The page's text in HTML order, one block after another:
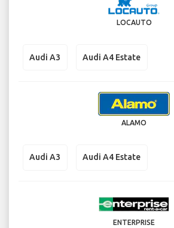
LOCAUTO
Audi A3 Audi A4 Estate
ALAMO
Audi A3 Audi A4 Estate
ENTERPRISE